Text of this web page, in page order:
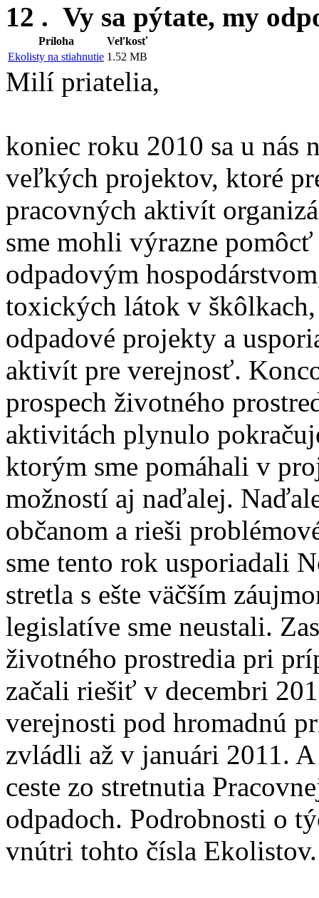
12 . Vy sa pýtate, my
Príloha
Veľkosť
Ekolisty na stiahnutie 1.52 MB
Milí priatelia,
koniec roku 2010 sa u nás
veľkých projektov, ktoré
pracovných aktivít
sme mohli výrazne
odpadovým
toxických látok v
odpadové projekty a
aktivít pre verejnosť.
prospech životného
aktivitách plynulo
ktorým sme pomáhali v
možností aj naďalej.
občanom a rieši
sme tento rok usporiadali
stretla s ešte väčším
legislatíve sme neustali.
životného prostredia pri
začali riešiť v decembri
verejnosti pod hromadnú
zvládli až v januári 2011.
ceste zo stretnutia
odpadoch. Podrobnosti o
vnútri tohto čísla Ekolistov.